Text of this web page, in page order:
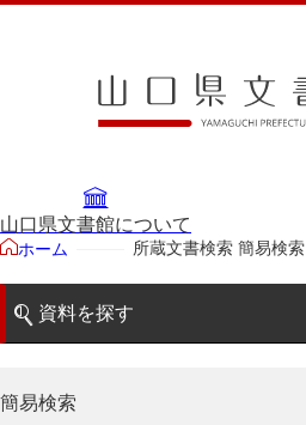
山口県文書館について
ホーム 所蔵文書検索 簡易検索
資料を探す
簡易検索